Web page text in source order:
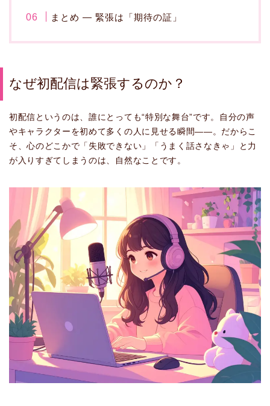
まとめ — 緊張は「期待の証」
なぜ初配信は緊張するのか？
初配信というのは、誰にとっても“特別な舞台”です。自分の声
やキャラクターを初めて多くの人に見せる瞬間――。だからこ
そ、心のどこかで「失敗できない」「うまく話さなきゃ」と力
が入りすぎてしまうのは、自然なことです。